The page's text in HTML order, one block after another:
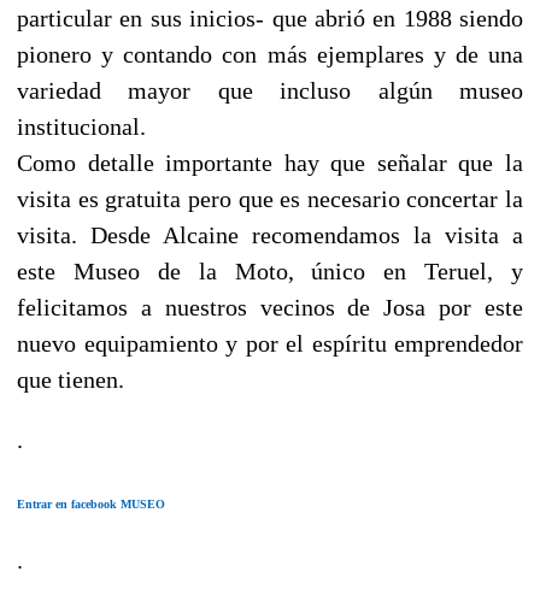
particular en sus inicios- que abrió en 1988 siendo
pionero y contando con más ejemplares y de una
variedad mayor que incluso algún museo
institucional.
Como detalle importante hay que señalar que la
visita es gratuita pero que es necesario concertar la
visita. Desde Alcaine recomendamos la visita a
este Museo de la Moto, único en Teruel, y
felicitamos a nuestros vecinos de Josa por este
nuevo equipamiento y por el espíritu emprendedor
que tienen.
.
Entrar en facebook MUSEO
.